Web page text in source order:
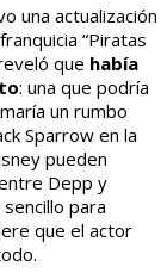
una actualización
“Piratas
que había
: una que podría
un rumbo
Sparrow en la
pueden
Depp y
para
que el actor